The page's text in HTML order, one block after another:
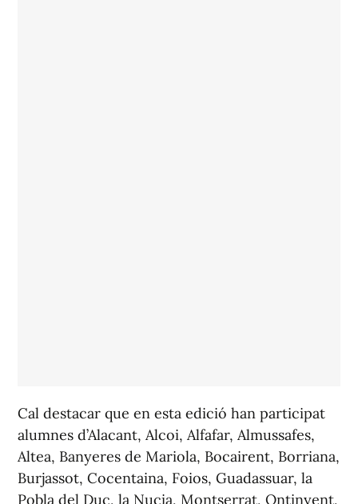
Cal destacar que en esta edició han participat
alumnes d’Alacant, Alcoi, Alfafar, Almussafes,
Altea, Banyeres de Mariola, Bocairent, Borriana,
Burjassot, Cocentaina, Foios, Guadassuar, la
Pobla del Duc, la Nucia, Montserrat, Ontinyent,